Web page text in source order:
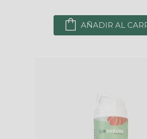
AÑADIR AL